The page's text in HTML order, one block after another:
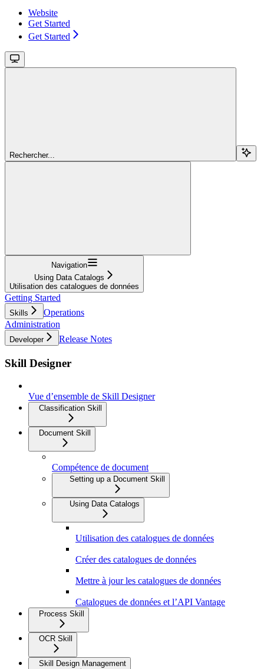
Website
Get Started
Get Started
Rechercher...
Navigation
Using Data Catalogs
Utilisation des catalogues de données
Getting Started
Skills
Operations
Administration
Developer Release Notes
Skill Designer
Vue d’ensemble de Skill Designer
Classification Skill
Document Skill
Compétence de document
Setting up a Document Skill
Using Data Catalogs
Utilisation des catalogues de données
Créer des catalogues de données
Mettre à jour les catalogues de données
Catalogues de données et l’API Vantage
Process Skill
OCR Skill
Skill Design Management